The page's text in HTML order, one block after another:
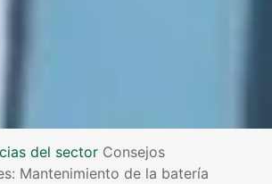
del sector Consejos
Mantenimiento de la batería